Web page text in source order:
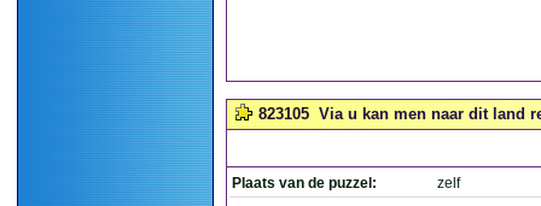
823105 Via u kan men naar dit land
Plaats van de puzzel:
zelf